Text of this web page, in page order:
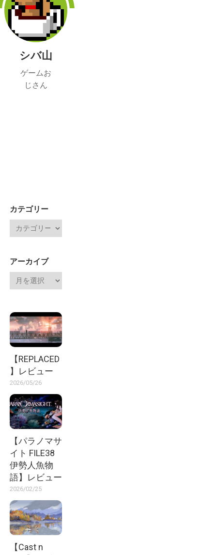
シバ山
ゲームお
じさん
カテゴリー
アーカイブ
【REPLACED
】レビュー
2026/05/26
【パラノマサ
イト FILE38
伊勢人魚物
語】レビュー
2026/02/25
【Cast n